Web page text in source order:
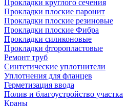
Прокладки круглого сечения
Прокладки плоские паронит
Прокладки плоские резиновые
Прокладки плоские Фибра
Прокладки силиконовые
Прокладки фторопластовые
Ремонт труб
Синтетические уплотнители
Уплотнения для фланцев
Герметизация ввода
Полив и благоустройство участка
Краны